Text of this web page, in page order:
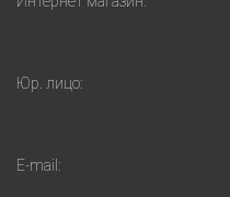
Юр. лицо:
E-mail: